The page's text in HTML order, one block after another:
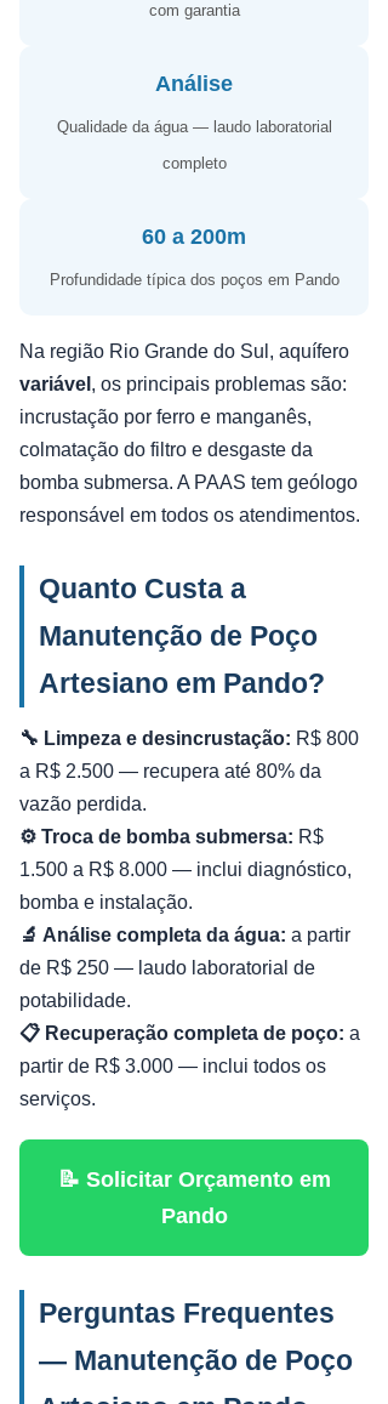
com garantia
Análise
Qualidade da água — laudo laboratorial
completo
60 a 200m
Profundidade típica dos poços em Pando
Na região Rio Grande do Sul, aquífero
variável , os principais problemas são:
incrustação por ferro e manganês,
colmatação do filtro e desgaste da
bomba submersa. A PAAS tem geólogo
responsável em todos os atendimentos.
Quanto Custa a
Manutenção de Poço
Artesiano em Pando?
🔧 Limpeza e desincrustação: R$ 800
a R$ 2.500 — recupera até 80% da
vazão perdida.
⚙️ Troca de bomba submersa: R$
1.500 a R$ 8.000 — inclui diagnóstico,
bomba e instalação.
🔬 Análise completa da água: a partir
de R$ 250 — laudo laboratorial de
potabilidade.
📋 Recuperação completa de poço: a
partir de R$ 3.000 — inclui todos os
serviços.
📝 Solicitar Orçamento em
Pando
Perguntas Frequentes
— Manutenção de Poço